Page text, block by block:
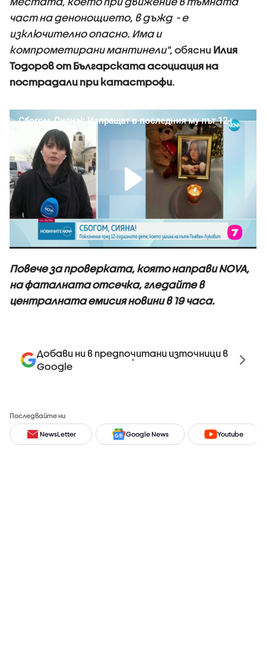
част на денонощието, в дъжд - е
изключително опасно. Има и
компрометирани мантинели", обясни Илия
Тодоров от Българската асоциация на
пострадали при катастрофи.
Повече за проверката, която направи NOVA,
на фаталната отсечка, гледайте в
централната емисия новини в 19 часа.
Добави ни в предпочитани източници в
Google
Последвайте ни
NewsLetter Google News Youtube